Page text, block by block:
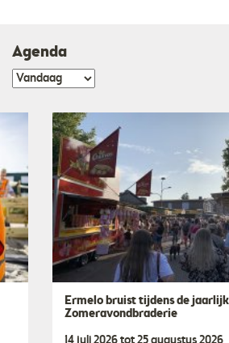
Agenda
Ermelo bruist tijdens de
Zomeravondbraderie